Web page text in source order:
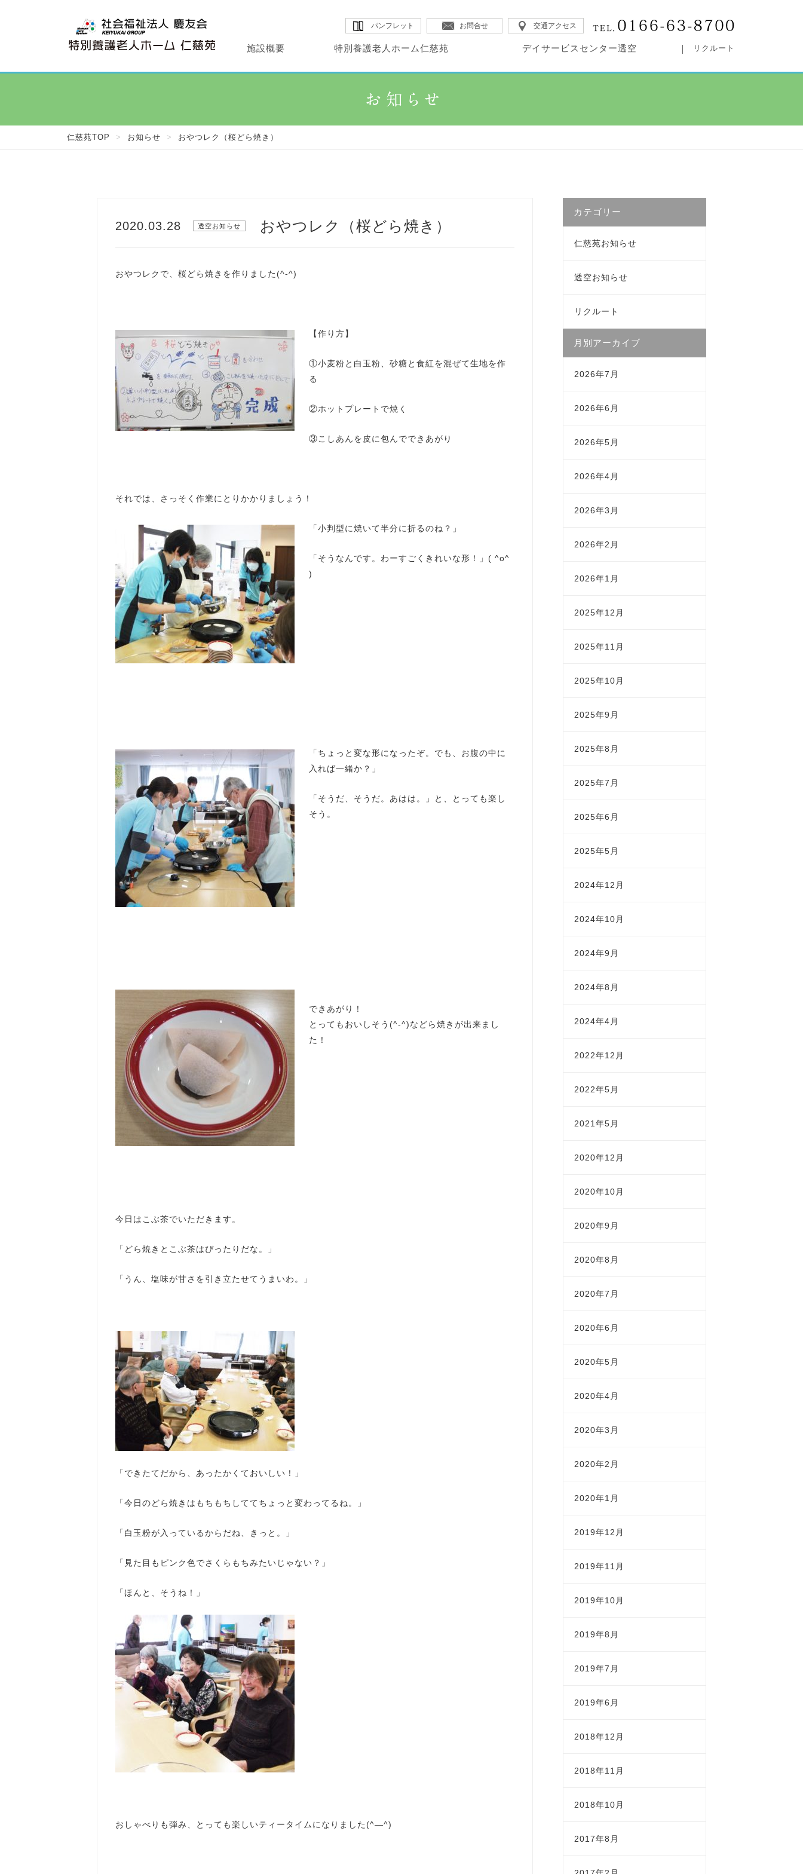
施設概要
施設概要
・コンセプト
特別養護老人ホーム仁慈苑
仁慈苑
・サービス内容
・概要
デイサービスセンター透空
透空
・サービス内容
リクルート
パンフレット お問合せ 交通アクセス
仁慈苑TOP > お知らせ > おやつレク（桜どら焼き）
2020.03.28 透空お知らせ おやつレク（桜どら焼き）
おやつレクで、桜どら焼きを作りました(^-^)
【作り方】
①小麦粉と白玉粉、砂糖と食紅を混ぜて生地を作
る
②ホットプレートで焼く
③こしあんを皮に包んでできあがり
それでは、さっそく作業にとりかかりましょう！
「小判型に焼いて半分に折るのね？」
「そうなんです。わーすごくきれいな形！」( ^o^
)
「ち ょっと変な形になったぞ。でも、お腹の中に
入れば一緒か？」
「そうだ、そうだ。あはは。」と、とっても楽し
そう。
できあがり！
とってもおいしそう(^-^)などら焼きが出来まし
た！
今日はこぶ茶でいただきます。
「どら焼きとこぶ茶はぴったりだな。」
「うん、塩味が甘さを引き立たせてうまいわ。」
「できたてだから、あったかくておいしい！」
「今日のどら焼きはもちもちしててちょっと変わってるね。」
「白玉粉が入っているからだね、きっと。」
「見た目もピンク色でさくらもちみたいじゃない？」
「ほんと、そうね！」
おしゃべりも弾み、とっても楽しいティータイムになりました(^―^)
カテゴリー
仁慈苑お知らせ
透空お知らせ
リクルート
月別アーカイブ
2026年7月
2026年6月
2026年5月
2026年4月
2026年3月
2026年2月
2026年1月
2025年12月
2025年11月
2025年10月
2025年9月
2025年8月
2025年7月
2025年6月
2025年5月
2024年12月
2024年10月
2024年9月
2024年8月
2024年4月
2022年12月
2022年5月
2021年5月
2020年12月
2020年10月
2020年9月
2020年8月
2020年7月
2020年6月
2020年5月
2020年4月
2020年3月
2020年2月
2020年1月
2019年12月
2019年11月
2019年10月
2019年8月
2019年7月
2019年6月
2018年12月
2018年11月
2018年10月
2017年8月